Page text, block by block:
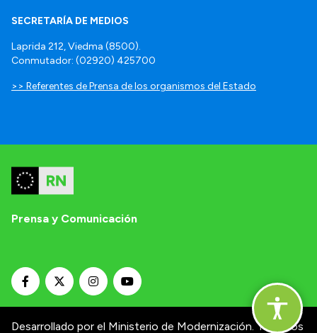
SECRETARÍA DE MEDIOS
Laprida 212, Viedma (8500).
Conmutador: (02920) 425700
>> Referentes de Prensa de los organismos del Estado
Prensa y Comunicación
Desarrollado por el Ministerio de Modernización. Términos